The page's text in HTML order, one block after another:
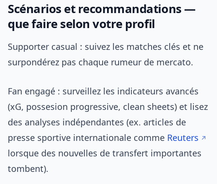
Scénarios et recommandations —
que faire selon votre profil
Supporter casual : suivez les matches clés et ne
surpondérez pas chaque rumeur de mercato.
Fan engagé : surveillez les indicateurs avancés
(xG, possesion progressive, clean sheets) et lisez
des analyses indépendantes (ex. articles de
presse sportive internationale comme Reuters
lorsque des nouvelles de transfert importantes
tombent).